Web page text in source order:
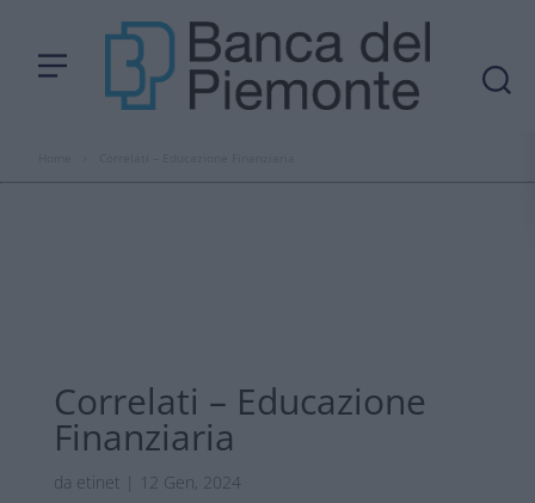
Correlati – Educazione
Finanziaria
da etinet 12 Gen, 2024